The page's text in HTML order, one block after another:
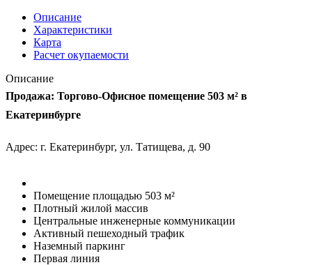
Описание
Характеристики
Карта
Расчет окупаемости
Описание
Продажа: Торгово-Офисное помещение 503 м² в
Екатеринбурге
Адрес: г. Екатеринбург, ул. Татищева, д. 90
Помещение площадью 503 м²
Плотный жилой массив
Центральные инженерные коммуникации
Активный пешеходный трафик
Наземный паркинг
Первая линия